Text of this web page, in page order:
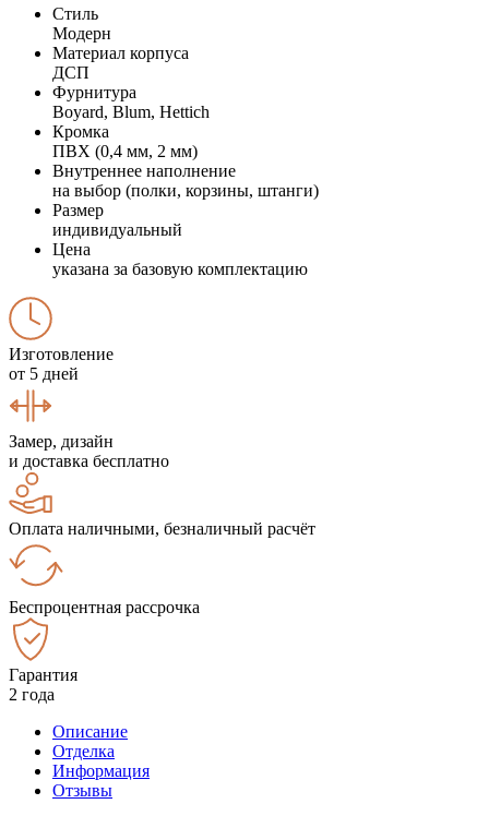
Стиль
Модерн
Материал корпуса
ДСП
Фурнитура
Boyard, Blum, Hettich
Кромка
ПВХ (0,4 мм, 2 мм)
Внутреннее наполнение
на выбор (полки, корзины, штанги)
Размер
индивидуальный
Цена
указана за базовую комплектацию
Изготовление
от 5 дней
Замер, дизайн
и доставка бесплатно
Оплата наличными, безналичный расчёт
Беспроцентная рассрочка
Гарантия
2 года
Описание
Отделка
Информация
Отзывы